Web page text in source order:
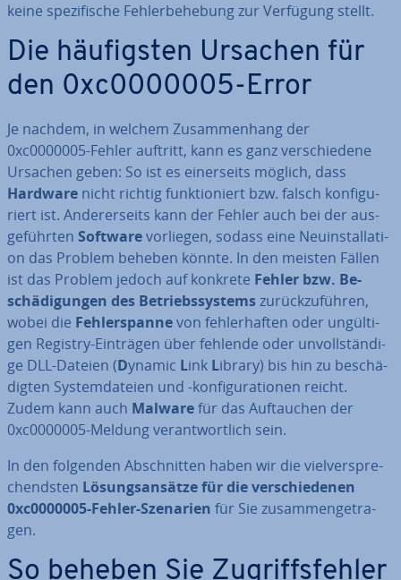
keine spe­zi­fi­sche Feh­ler­be­he­bung zur Verfügung stellt.
Die häu­figs­ten Ursachen für
den 0xc0000005-Error
Je nachdem, in welchem Zu­sam­men­hang der
0xc0000005-Fehler auftritt, kann es ganz ver­schie­de­ne
Ursachen geben: So ist es ei­ner­seits möglich, dass
Hardware nicht richtig funk­tio­niert bzw. falsch kon­fi­gu­
riert ist. An­de­rer­seits kann der Fehler auch bei der aus­
ge­führ­ten Softwarevorliegen, sodass eine Neu­in­stal­la­ti­
on das Problem beheben könnte. In den meisten Fällen
ist das Problem jedoch auf konkrete Fehler bzw. Be­
schä­di­gun­gen des Be­triebs­sys­temszu­rück­zu­füh­ren,
wobei die Feh­ler­span­nevon feh­ler­haf­ten oder un­gül­ti­
gen Registry-Einträgen über fehlende oder un­voll­stän­di­
ge DLL-Dateien (Dynamic Link Library) bis hin zu be­schä­
dig­ten Sys­tem­da­tei­en und -kon­fi­gu­ra­tio­nen reicht.
Zudem kann auch Malwarefür das Auf­tau­chen der
0xc0000005-Meldung ver­ant­wort­lich sein.
In den folgenden Ab­schnit­ten haben wir die viel­ver­spre­
chends­ten Lö­sungs­an­sät­ze für die ver­schie­de­nen
0xc0000005-Fehler-Szenarien für Sie zu­sam­men­ge­tra­
gen.
So beheben Sie Zu­griffs­feh­ler